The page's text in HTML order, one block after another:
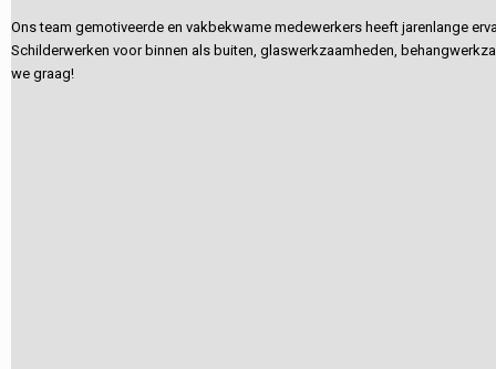
Ons team gemotiveerde en vakbekwame medewerkers heeft jarenlange
Schilderwerken voor binnen als buiten, glaswerkzaamheden,
we graag!